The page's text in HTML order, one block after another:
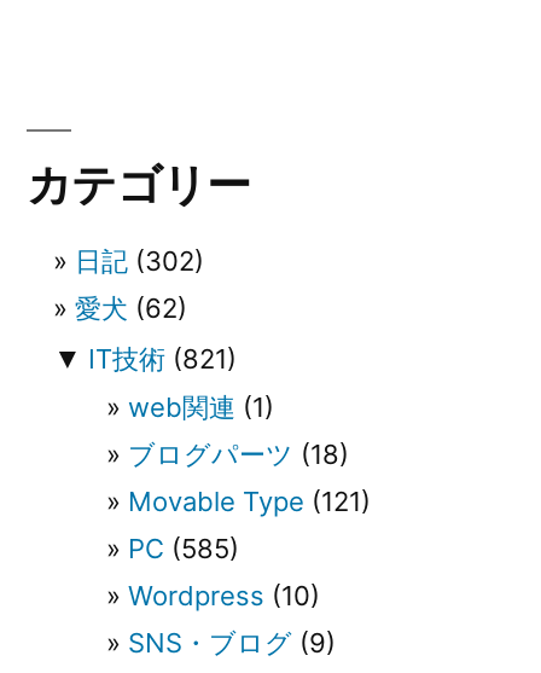
シ
ョ
カテゴリー
日記 (302)
愛犬 (62)
▼ IT技術 (821)
web関連 (1)
ブログパーツ (18)
Movable Type (121)
PC (585)
Wordpress (10)
SNS・ブログ (9)